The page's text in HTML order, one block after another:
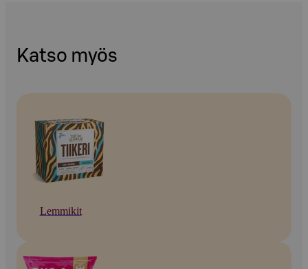
Katso myös
Lemmikit